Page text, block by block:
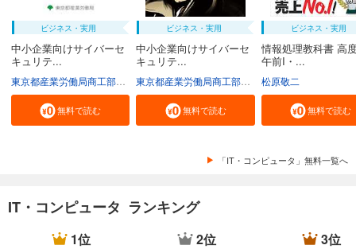
ビジネス・実用
中小企業向けサイバーセ
キュリテ...
無料で読む
ビジネス・実用
中小企業向けサイバーセ
キュリテ...
無料で読む
ビジネス・実用
情報処理教科書 高
午前I・...
松原敬二
無料で読む
「IT・コンピュータ」無料一覧へ
IT・コンピュータ ランキング
1位 2位 3位